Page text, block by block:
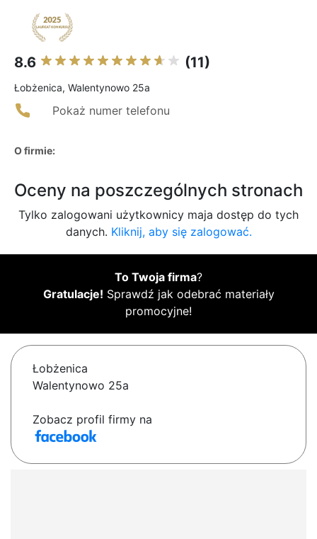
8.6 (11)
Łobżenica, Walentynowo 25a
Pokaż numer telefonu
O firmie:
Oceny na poszczególnych stronach
Tylko zalogowani użytkownicy maja dostęp do tych
danych. Kliknij, aby się zalogować.
To Twoja firma?
Gratulacje! Sprawdź jak odebrać materiały
promocyjne!
Łobżenica
Walentynowo 25a
Zobacz profil firmy na